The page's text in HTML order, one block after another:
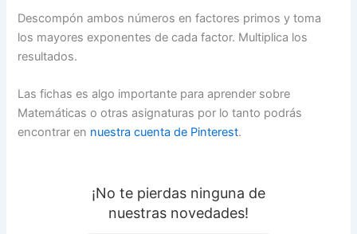
Descompón ambos números en factores primos y toma
los mayores exponentes de cada factor. Multiplica los
resultados.
Las fichas es algo importante para aprender sobre
Matemáticas o otras asignaturas por lo tanto podrás
encontrar en nuestra cuenta de Pinterest.
¡No te pierdas ninguna de
nuestras novedades!